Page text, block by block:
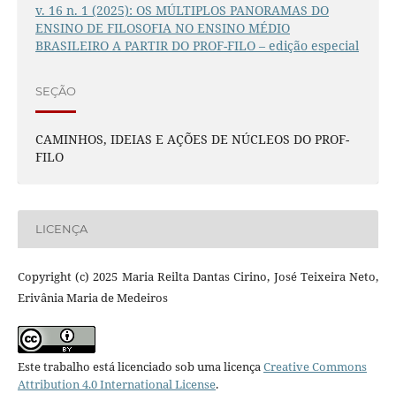
v. 16 n. 1 (2025): OS MÚLTIPLOS PANORAMAS DO
ENSINO DE FILOSOFIA NO ENSINO MÉDIO
BRASILEIRO A PARTIR DO PROF-FILO – edição especial
SEÇÃO
CAMINHOS, IDEIAS E AÇÕES DE NÚCLEOS DO PROF-
FILO
LICENÇA
Copyright (c) 2025 Maria Reilta Dantas Cirino, José Teixeira Neto,
Erivânia Maria de Medeiros
Este trabalho está licenciado sob uma licençaCreative Commons
Attribution 4.0 International License.